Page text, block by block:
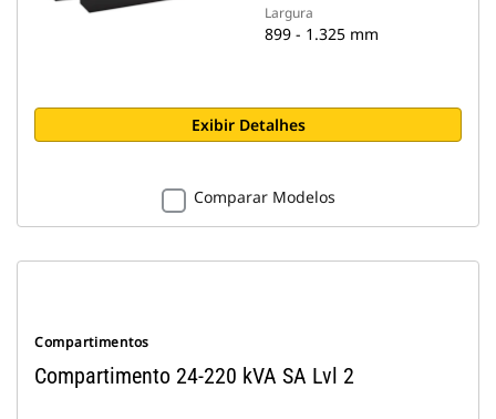
Largura
899 - 1.325 mm
Exibir Detalhes
Comparar Modelos
Compartimentos
Compartimento 24-220 kVA SA Lvl 2